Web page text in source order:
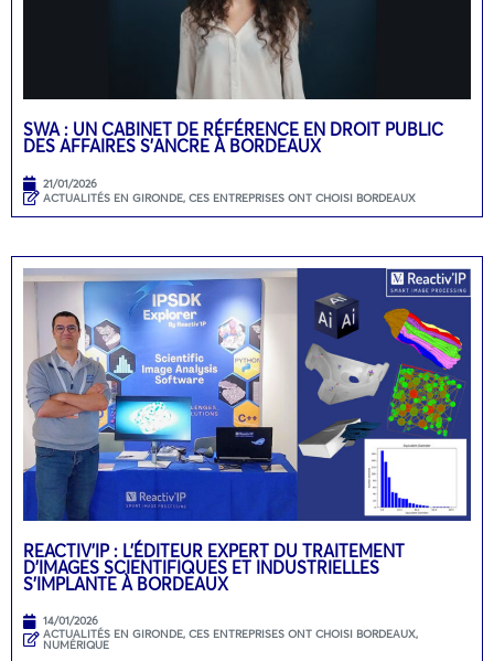
SWA : UN CABINET DE RÉFÉRENCE EN DROIT PUBLIC
DES AFFAIRES S’ANCRE À BORDEAUX
21/01/2026
ACTUALITÉS EN GIRONDE, CES ENTREPRISES ONT CHOISI BORDEAUX
REACTIV’IP : L’ÉDITEUR EXPERT DU TRAITEMENT
D’IMAGES SCIENTIFIQUES ET INDUSTRIELLES
S’IMPLANTE À BORDEAUX
14/01/2026
ACTUALITÉS EN GIRONDE, CES ENTREPRISES ONT CHOISI BORDEAUX,
NUMÉRIQUE